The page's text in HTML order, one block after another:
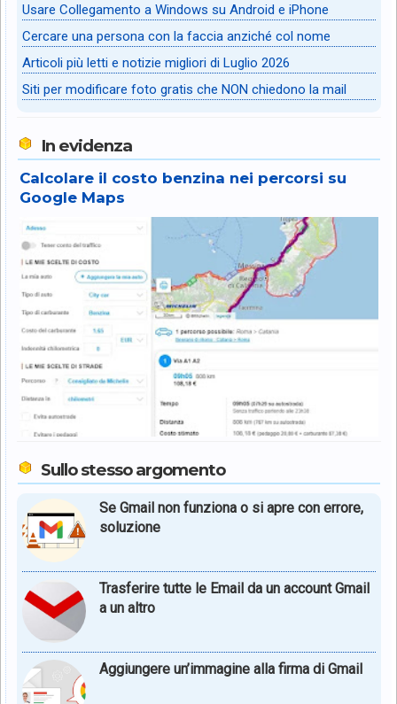
Usare Collegamento a Windows su Android e iPhone
Cercare una persona con la faccia anziché col nome
Articoli più letti e notizie migliori di Luglio 2026
Siti per modificare foto gratis che NON chiedono la mail
In evidenza
Calcolare il costo benzina nei percorsi su
Google Maps
Sullo stesso argomento
Se Gmail non funziona o si apre con errore,
soluzione
Trasferire tutte le Email da un account Gmail
a un altro
Aggiungere un’immagine alla firma di Gmail